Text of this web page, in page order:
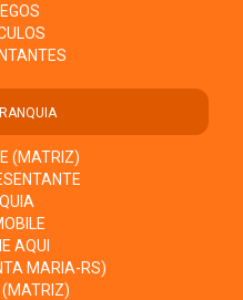
(MATRIZ)
AQUI
MARIA-RS)
(MATRIZ)